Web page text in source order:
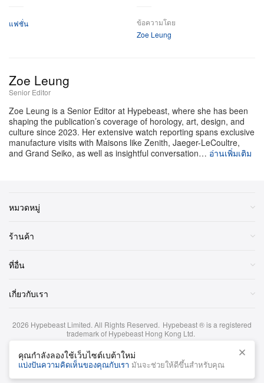
แฟชั่น
ข้อความโดย
Zoe Leung
Zoe Leung
Senior Editor
Zoe Leung is a Senior Editor at Hypebeast, where she has been
shaping the publication’s coverage of horology, art, design, and
culture since 2023. Her extensive watch reporting spans exclusive
manufacture visits with Maisons like Zenith, Jaeger-LeCoultre,
and Grand Seiko, as well as insightful conversation… อ่านเพิ่มเติม
หมวดหมู่
ร้านค้า
ที่อื่น
เกี่ยวกับเรา
2026 Hypebeast Limited. All Rights Reserved. Hypebeast ® is a registered
trademark of Hypebeast Hong Kong Ltd.
ข้อกำหนดและเงื่อนไข
ข้อจำกัดความรับผิดชอบด้านการลงทุน
คุณกำลังลองใช้เว็บไซต์เบต้าใหม่
แบ่งปันความคิดเห็นของคุณกับเรา มันจะช่วยให้ดีขึ้นสำหรับคุณ